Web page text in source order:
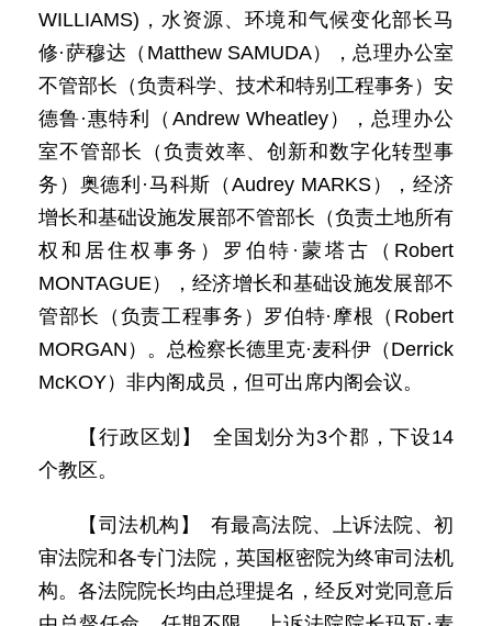
WILLIAMS)，水资源、环境和气候变化部长马
修·萨穆达（Matthew SAMUDA），总理办公室
不管部长（负责科学、技术和特别工程事务）安
德鲁·惠特利（Andrew Wheatley），总理办公
室不管部长（负责效率、创新和数字化转型事
务）奥德利·马科斯（Audrey MARKS），经济
增长和基础设施发展部不管部长（负责土地所有
权和居住权事务）罗伯特·蒙塔古（Robert
MONTAGUE），经济增长和基础设施发展部不
管部长（负责工程事务）罗伯特·摩根（Robert
MORGAN）。总检察长德里克·麦科伊（Derrick
McKOY）非内阁成员，但可出席内阁会议。
【行政区划】 全国划分为3个郡，下设14
个教区。
【司法机构】 有最高法院、上诉法院、初
审法院和各专门法院，英国枢密院为终审司法机
构。各法院院长均由总理提名，经反对党同意后